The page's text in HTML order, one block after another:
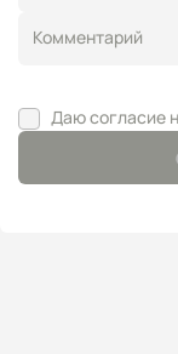
Комментарий
Даю согласие